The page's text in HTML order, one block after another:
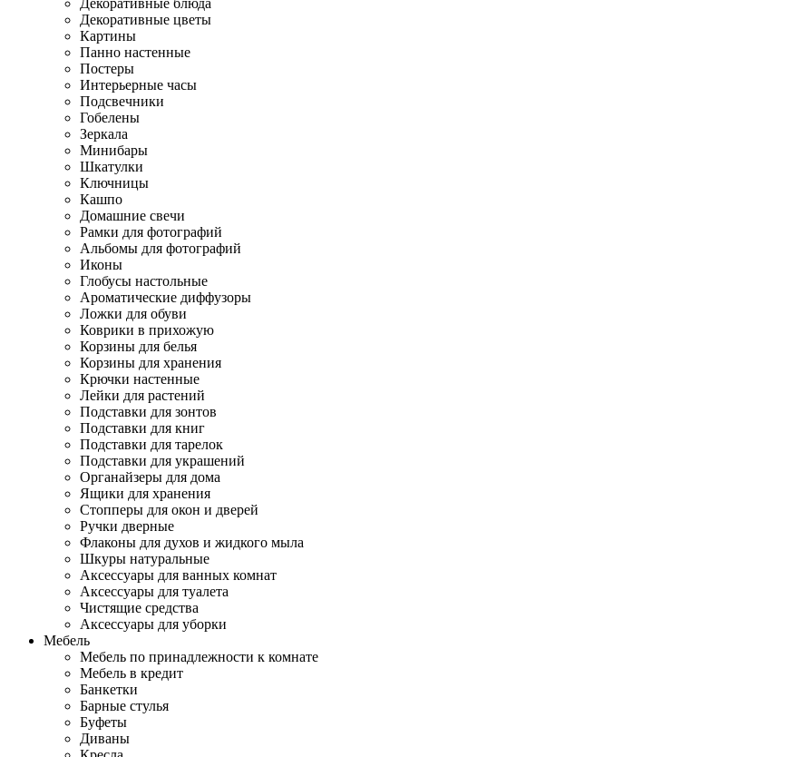
Декоративные блюда
Декоративные цветы
Картины
Панно настенные
Постеры
Интерьерные часы
Подсвечники
Гобелены
Зеркала
Минибары
Шкатулки
Ключницы
Кашпо
Домашние свечи
Рамки для фотографий
Альбомы для фотографий
Иконы
Глобусы настольные
Ароматические диффузоры
Ложки для обуви
Коврики в прихожую
Корзины для белья
Корзины для хранения
Крючки настенные
Лейки для растений
Подставки для зонтов
Подставки для книг
Подставки для тарелок
Подставки для украшений
Органайзеры для дома
Ящики для хранения
Стопперы для окон и дверей
Ручки дверные
Флаконы для духов и жидкого мыла
Шкуры натуральные
Аксессуары для ванных комнат
Аксессуары для туалета
Чистящие средства
Аксессуары для уборки
Мебель
Мебель по принадлежности к комнате
Мебель в кредит
Банкетки
Барные стулья
Буфеты
Диваны